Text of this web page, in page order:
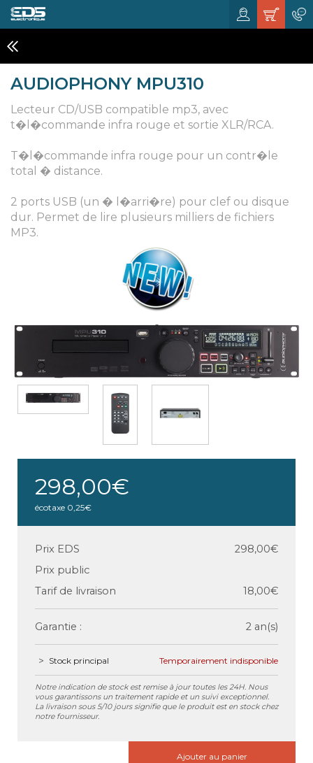
AUDIOPHONY MPU310
Lecteur CD/USB compatible mp3, avec
t�l�commande infra rouge et sortie XLR/RCA.
T�l�commande infra rouge pour un contr�le
total � distance.
2 ports USB (un � l�arri�re) pour clef ou disque
dur. Permet de lire plusieurs milliers de fichiers
MP3.
298,00€
écotaxe 0,25€
Prix EDS
298,00€
Prix public
Tarif de livraison
18,00€
Garantie : 2 an(s)
Stock principal Temporairement indisponible
Notre indication de stock est remise à jour toutes les 24H. Nous
vous garantissons un traitement rapide et un suivi exceptionnel.
La livraison sous 5/10 jours signifie que le produit est en stock chez
notre fournisseur.
Ajouter au panier